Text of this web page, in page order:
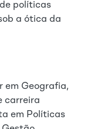
políticas
a ótica da
em Geografia,
carreira
em Políticas